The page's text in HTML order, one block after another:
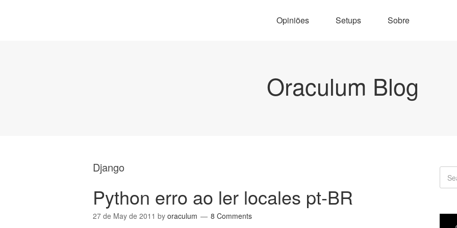
Opiniões Setups Sobre
Oraculum Blog
Django
Python erro ao ler locales pt-BR
27 de May de 2011 by oraculum 8 Comments